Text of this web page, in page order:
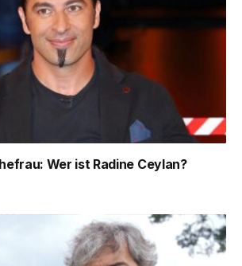
Wer ist Radine Ceylan?